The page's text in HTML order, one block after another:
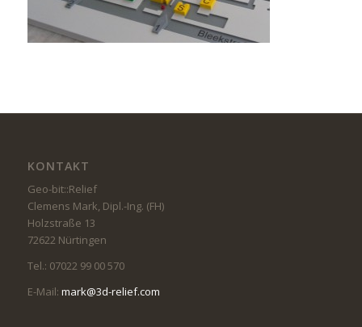
KONTAKT
Geo-bit::Relief
Clemens Mark, Dipl.-Ing. (FH)
Holzstraße 13
72622 Nürtingen
Tel.: 07022 99 00 570
E-Mail: mark@3d-relief.com